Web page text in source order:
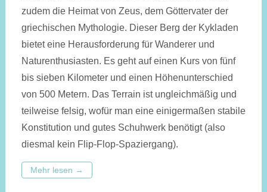
zudem die Heimat von Zeus, dem Göttervater der
griechischen Mythologie. Dieser Berg der Kykladen
bietet eine Herausforderung für Wanderer und
Naturenthusiasten. Es geht auf einen Kurs von fünf
bis sieben Kilometer und einen Höhenunterschied
von 500 Metern. Das Terrain ist ungleichmäßig und
teilweise felsig, wofür man eine einigermaßen stabile
Konstitution und gutes Schuhwerk benötigt (also
diesmal kein Flip-Flop-Spaziergang).
Mehr lesen →